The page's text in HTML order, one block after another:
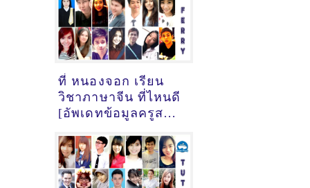
ที่ หนองจอก เรียน
วิชาภาษาจีน ที่ไหนดี
[อัพเดทข้อมูลครูสอน
เมื่อ18/10/2024,
9:15:49]